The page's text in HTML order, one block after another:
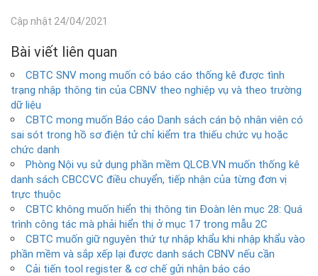
Cập nhật 24/04/2021
Bài viết liên quan
CBTC SNV mong muốn có báo cáo thống kê được tình
trạng nhập thông tin của CBNV theo nghiệp vụ và theo trường
dữ liệu
CBTC mong muốn Báo cáo Danh sách cán bộ nhân viên có
sai sót trong hồ sơ điện tử chỉ kiểm tra thiếu chức vụ hoặc
chức danh
Phòng Nội vụ sử dụng phần mềm QLCB.VN muốn thống kê
danh sách CBCCVC điều chuyển, tiếp nhận của từng đơn vị
trực thuộc
CBTC không muốn hiển thị thông tin Đoàn lên mục 28: Quá
trình công tác mà phải hiển thị ở mục 17 trong mẫu 2C
CBTC muốn giữ nguyên thứ tự nhập khẩu khi nhập khẩu vào
phần mềm và sắp xếp lại được danh sách CBNV nếu cần
Cải tiến tool register & cơ chế gửi nhận báo cáo